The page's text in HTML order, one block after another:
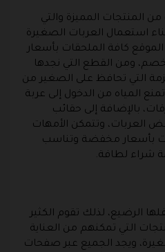
المنتجات المميزة والتي
استعمال العربات الصغيرة
كافة الملحقات بأسعار
ومن القطع التي نجدها
التي تحافظ على الصغير من
المياه من الدخول إلى عربة
بالإضافة إلى حقائب
العربات، وتتمكن الأمهات
بأسعار مخفضة وتناسب
شراء لطافة.
الرضيع، لذلك تقوم الكثير
التي تمكنهم من العناية
ويجد الجميع عبر صفحات